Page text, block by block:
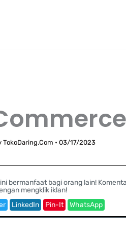
TokoDaring.Com • 03/17/2023
bermanfaat bagi orang lain!
mengklik iklan!
LinkedIn Pin-It WhatsApp